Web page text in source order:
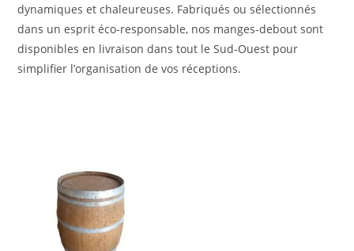
dynamiques et chaleureuses. Fabriqués ou sélectionnés
dans un esprit éco-responsable, nos manges-debout sont
disponibles en livraison dans tout le Sud-Ouest pour
simplifier l’organisation de vos réceptions.